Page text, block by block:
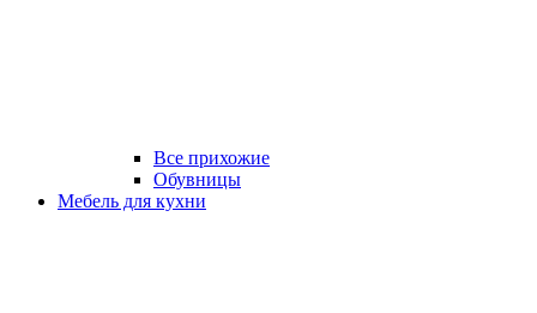
Все прихожие
Обувницы
Мебель для кухни